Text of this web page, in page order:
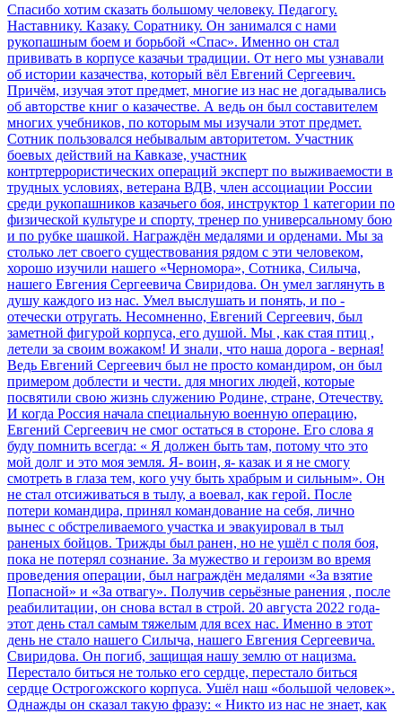
Спасибо хотим сказать большому человеку. Педагогу.
Наставнику. Казаку. Соратнику. Он занимался с нами
рукопашным боем и борьбой «Спас». Именно он стал
прививать в корпусе казачьи традиции. От него мы узнавали
об истории казачества, который вёл Евгений Сергеевич.
Причём, изучая этот предмет, многие из нас не догадывались
об авторстве книг о казачестве. А ведь он был составителем
многих учебников, по которым мы изучали этот предмет.
Сотник пользовался небывалым авторитетом. Участник
боевых действий на Кавказе, участник
контртеррористических операций эксперт по выживаемости в
трудных условиях, ветерана ВДВ, член ассоциации России
среди рукопашников казачьего боя, инструктор 1 категории по
физической культуре и спорту, тренер по универсальному бою
и по рубке шашкой. Награждён медалями и орденами. Мы за
столько лет своего существования рядом с эти человеком,
хорошо изучили нашего «Черномора», Сотника, Силыча,
нашего Евгения Сергеевича Свиридова. Он умел заглянуть в
душу каждого из нас. Умел выслушать и понять, и по -
отечески отругать. Несомненно, Евгений Сергеевич, был
заметной фигурой корпуса, его душой. Мы , как стая птиц ,
летели за своим вожаком! И знали, что наша дорога - верная!
Ведь Евгений Сергеевич был не просто командиром, он был
примером доблести и чести. для многих людей, которые
посвятили свою жизнь служению Родине, стране, Отечеству.
И когда Россия начала специальную военную операцию,
Евгений Сергеевич не смог остаться в стороне. Его слова я
буду помнить всегда: « Я должен быть там, потому что это
мой долг и это моя земля. Я- воин, я- казак и я не смогу
смотреть в глаза тем, кого учу быть храбрым и сильным». Он
не стал отсиживаться в тылу, а воевал, как герой. После
потери командира, принял командование на себя, лично
вынес с обстреливаемого участка и эвакуировал в тыл
раненых бойцов. Трижды был ранен, но не ушёл с поля боя,
пока не потерял сознание. За мужество и героизм во время
проведения операции, был награждён медалями «За взятие
Попасной» и «За отвагу». Получив серьёзные ранения , после
реабилитации, он снова встал в строй. 20 августа 2022 года-
этот день стал самым тяжелым для всех нас. Именно в этот
день не стало нашего Силыча, нашего Евгения Сергеевича.
Свиридова. Он погиб, защищая нашу землю от нацизма.
Перестало биться не только его сердце, перестало биться
сердце Острогожского корпуса. Ушёл наш «большой человек».
Однажды он сказал такую фразу: « Никто из нас не знает, как